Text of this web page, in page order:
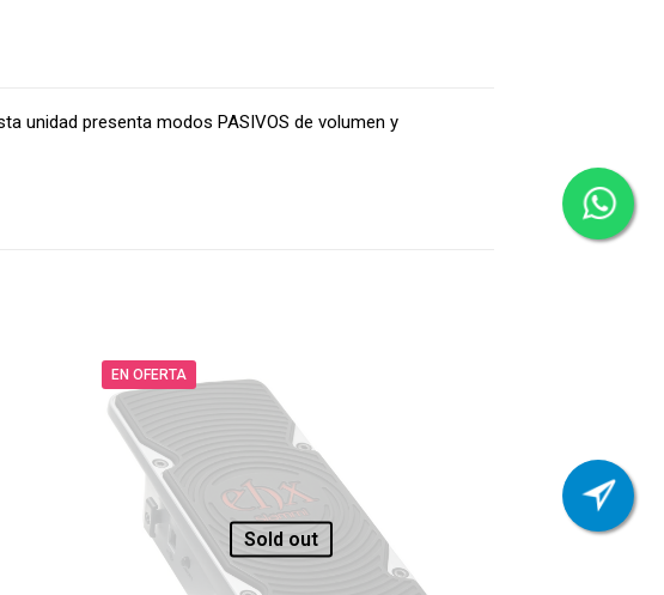
unidad presenta modos PASIVOS de volumen y
EN OFERTA
Sold out